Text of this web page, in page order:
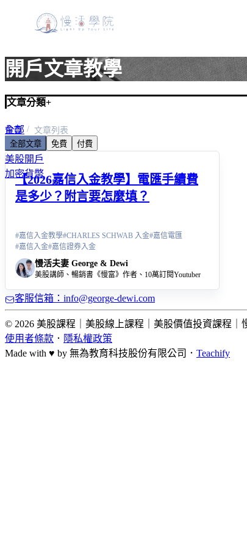
開戶文章教學
文章分類+
全部
美股入門
美股開戶
加密貨幣
首頁
文章列表
全部文章
免費 付費
【2026嘉信入金教學】電匯手續費
是多少？附言要怎麼填？
#嘉信入金教學#CHARLES SCHWAB 入金#嘉信電匯
#嘉信入金#嘉信證券入金
慢活夫妻 George & Dewi
美股講師、暢銷書《慢富》作者、10萬訂閱Youtuber
客服信箱：info@george-dewi.com
© 2026 美股課程｜美股線上課程｜美股價值投資課程｜
使用者條款 ． 隱私權政策
Made with ♥ by 無為教育科技股份有限公司． Teachify